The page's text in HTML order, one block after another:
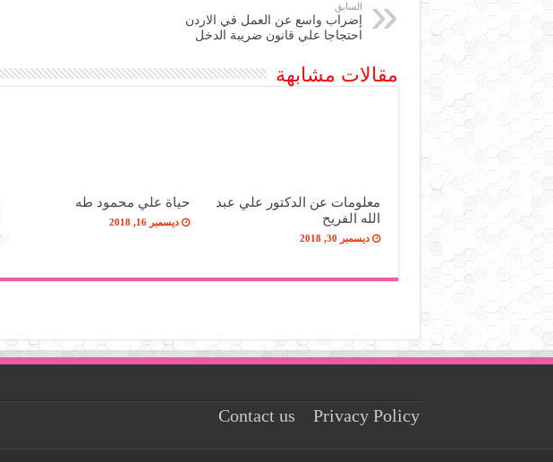
السابق
إضراب واسع عن العمل في الاردن
احتجاجا علي قانون ضريبة الدخل
مقالات مشابهة
معلومات عن الدكتور علي عبد
الله الفريح
ديسمبر 30, 2018
حياة علي محمود طه
ديسمبر 16, 2018
Contact us Privacy Policy